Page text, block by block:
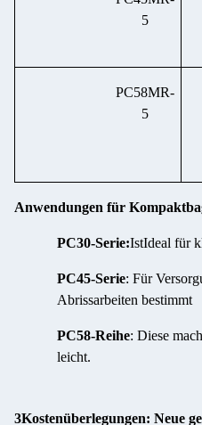
5
PC58MR-
5
Anwendungen für
PC30-Serie:IstIdeal für
PC45-Serie: Für
Abrissarbeiten bestimmt
PC58-Reihe: Diese
leicht.
3Kostenüberlegungen: Neue